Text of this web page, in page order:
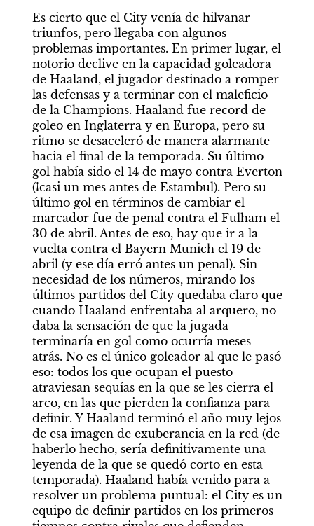
Es cierto que el City venía de hilvanar
triunfos, pero llegaba con algunos
problemas importantes. En primer lugar, el
notorio declive en la capacidad goleadora
de Haaland, el jugador destinado a romper
las defensas y a terminar con el maleficio
de la Champions. Haaland fue record de
goleo en Inglaterra y en Europa, pero su
ritmo se desaceleró de manera alarmante
hacia el final de la temporada. Su último
gol había sido el 14 de mayo contra Everton
(¡casi un mes antes de Estambul). Pero su
último gol en términos de cambiar el
marcador fue de penal contra el Fulham el
30 de abril. Antes de eso, hay que ir a la
vuelta contra el Bayern Munich el 19 de
abril (y ese día erró antes un penal). Sin
necesidad de los números, mirando los
últimos partidos del City quedaba claro que
cuando Haaland enfrentaba al arquero, no
daba la sensación de que la jugada
terminaría en gol como ocurría meses
atrás. No es el único goleador al que le pasó
eso: todos los que ocupan el puesto
atraviesan sequías en la que se les cierra el
arco, en las que pierden la confianza para
definir. Y Haaland terminó el año muy lejos
de esa imagen de exuberancia en la red (de
haberlo hecho, sería definitivamente una
leyenda de la que se quedó corto en esta
temporada). Haaland había venido para a
resolver un problema puntual: el City es un
equipo de definir partidos en los primeros